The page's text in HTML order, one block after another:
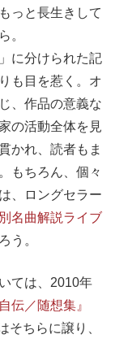
っと長生きして
。
に分けられた記
も目を惹く。オ
、作品の意義な
の活動全体を見
かれ、読者もま
もちろん、個々
、ロングセラー
名曲解説ライブ
う。
ては、2010年
伝／随想集』
そちらに譲り、